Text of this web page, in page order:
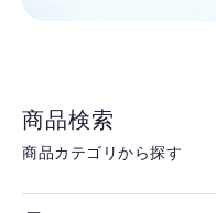
商品検索
商品カテゴリから探す